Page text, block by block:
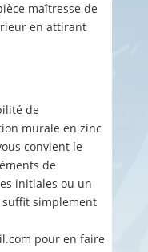
maîtresse de
en attirant
de
murale en zinc
convient le
de
initiales ou un
suffit simplement
pour en faire